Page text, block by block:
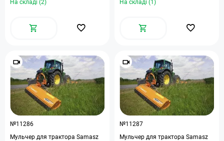
На складі (2) На складі (1)
№11286
Мульчер для трактора Samasz
№11287
Мульчер для трактора Samasz